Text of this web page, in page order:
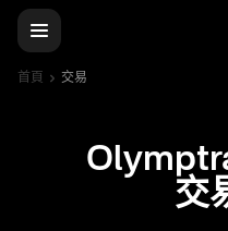
首頁 交易
交